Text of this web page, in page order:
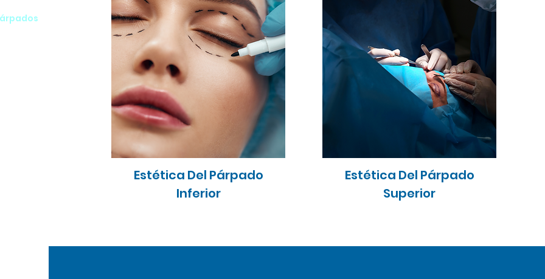
Estética Del Párpado
Inferior
Estética Del Párpado
Superior